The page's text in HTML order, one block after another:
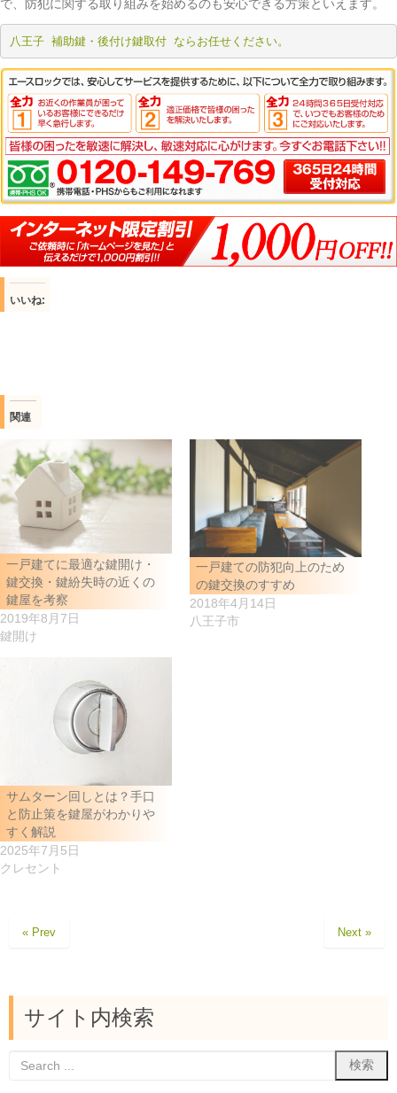
で、防犯に関する取り組みを始めるのも安心できる方策といえます。
八王子 補助鍵・後付け鍵取付 ならお任せください。
いいね:
関連
一戸建てに最適な鍵開け・
鍵交換・鍵紛失時の近くの
鍵屋を考察
2019年8月7日
鍵開け
一戸建ての防犯向上のため
の鍵交換のすすめ
2018年4月14日
八王子市
サムターン回しとは？手口
と防止策を鍵屋がわかりや
すく解説
2025年7月5日
クレセント
« Prev Next »
サイト内検索